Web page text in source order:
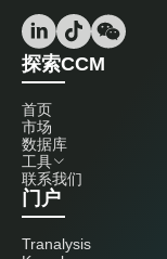
探索CCM
首页
市场
数据库
工具
联系我们
门户
Tranalysis